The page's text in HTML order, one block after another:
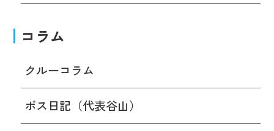
コラム
クルーコラム
ボス日記（代表谷山）